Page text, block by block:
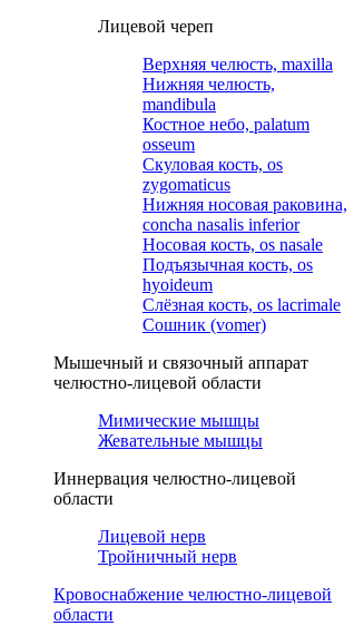
Лицевой череп
Верхняя челюсть, maxilla
Нижняя челюсть,
mandibula
Костное небо, palatum
osseum
Скуловая кость, os
zygomaticus
Нижняя носовая раковина,
concha nasalis inferior
Носовая кость, os nasale
Подъязычная кость, os
hyoideum
Слёзная кость, os lacrimale
Сошник (vomer)
Мышечный и связочный аппарат
челюстно-лицевой области
Мимические мышцы
Жевательные мышцы
Иннервация челюстно-лицевой
области
Лицевой нерв
Тройничный нерв
Кровоснабжение челюстно-лицевой
области